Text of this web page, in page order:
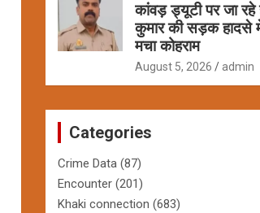
कांवड़ ड्यूटी पर जा
कुमार की सड़क हादसे में
मचा कोहराम
August 5, 2026 admin
Categories
Crime Data (87)
Encounter (201)
Khaki connection (683)